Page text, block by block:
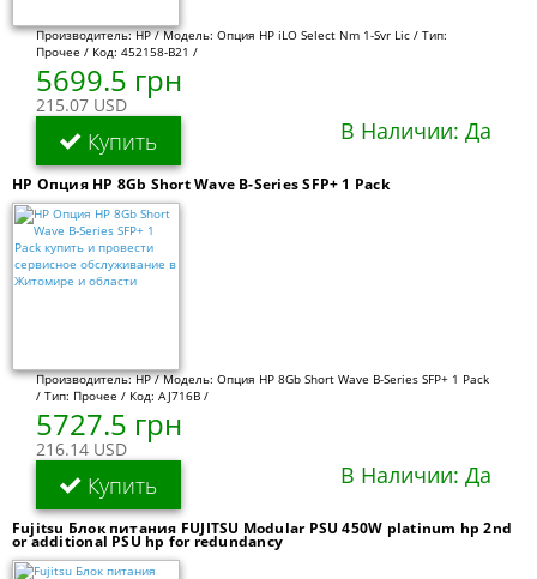
Производитель: HP / Модель: Опция HP iLO Select Nm 1-Svr Lic / Тип:
Прочее / Код: 452158-B21 /
5699.5 грн
215.07 USD
Купить В Наличии: Да
HP Опция HP 8Gb Short Wave B-Series SFP+ 1 Pack
Производитель: HP / Модель: Опция HP 8Gb Short Wave B-Series SFP+ 1 Pack
/ Тип: Прочее / Код: AJ716B /
5727.5 грн
216.14 USD
Купить В Наличии: Да
Fujitsu Блок питания FUJITSU Modular PSU 450W platinum hp 2nd
or additional PSU hp for redundancy